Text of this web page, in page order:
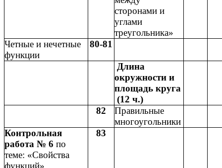
сторонами и
углами
треугольника»
Четные и нечетные
функции
80-81
Длина
окружности и
площадь круга
(12 ч.)
82
Правильные
многоугольники
Контрольная
работа № 6 по
теме: «Свойства
функций»
83